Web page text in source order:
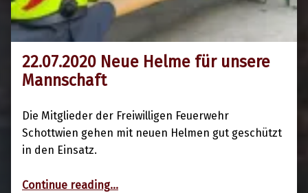
22.07.2020 Neue Helme für unsere
Mannschaft
Die Mitglieder der Freiwilligen Feuerwehr
Schottwien gehen mit neuen Helmen gut geschützt
in den Einsatz.
Continue reading“22.07.2020 Neue Helme für unsere Mannschaft”
…
22. Juli 2020